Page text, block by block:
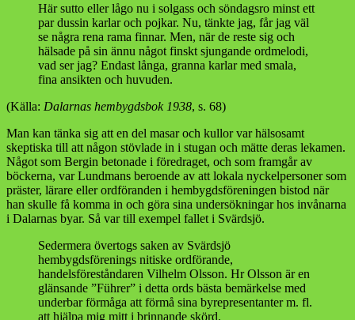
Här sutto eller lågo nu i solgass och söndagsro minst ett
par dussin karlar och pojkar. Nu, tänkte jag, får jag väl
se några rena rama finnar. Men, när de reste sig och
hälsade på sin ännu något finskt sjungande ordmelodi,
vad ser jag? Endast långa, granna karlar med smala,
fina ansikten och huvuden.
(Källa: Dalarnas hembygdsbok 1938, s. 68)
Man kan tänka sig att en del masar och kullor var hälsosamt
skeptiska till att någon stövlade in i stugan och mätte deras lekamen.
Något som Bergin betonade i föredraget, och som framgår av
böckerna, var Lundmans beroende av att lokala nyckelpersoner som
präster, lärare eller ordföranden i hembygdsföreningen bistod när
han skulle få komma in och göra sina undersökningar hos invånarna
i Dalarnas byar. Så var till exempel fallet i Svärdsjö.
Sedermera övertogs saken av Svärdsjö
hembygdsförenings nitiske ordförande,
handelsföreståndaren Vilhelm Olsson. Hr Olsson är en
glänsande ”Führer” i detta ords bästa bemärkelse med
underbar förmåga att förmå sina byrepresentanter m. fl.
att hjälpa mig mitt i brinnande skörd.